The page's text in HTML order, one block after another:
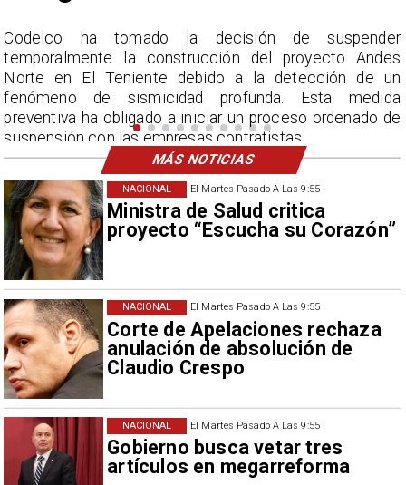
El Martes Pasado A Las 9:55
Ministra de Salud critica
proyecto “Escucha su Corazón”
NACIONAL
El Martes Pasado A Las 9:55
Corte de Apelaciones rechaza
anulación de absolución de
Claudio Crespo
NACIONAL
El Martes Pasado A Las 9:55
Gobierno busca vetar tres
artículos en megarreforma
NACIONAL
La Dirección Meteorológica de Chile reporta
acumulados sin precedentes en julio y pronostica lluvias
por encima del promedio en agosto.
MÁS NOTICIAS